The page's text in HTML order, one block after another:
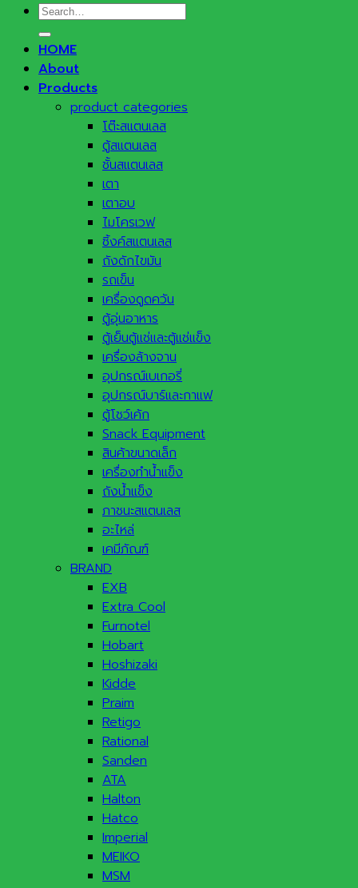
Search
for:
HOME
About
Products
product categories
โต๊ะสแตนเลส
ตู้สแตนเลส
ชั้นสแตนเลส
เตา
เตาอบ
ไมโครเวฟ
ซิ้งค์สแตนเลส
ถังดักไขมัน
รถเข็น
เครื่องดูดควัน
ตู้อุ่นอาหาร
ตู้เย็นตู้แช่และตู้แช่แข็ง
เครื่องล้างจาน
อุปกรณ์เบเกอรี่
อุปกรณ์บาร์และกาแฟ
ตู้โชว์เค้ก
Snack Equipment
สินค้าขนาดเล็ก
เครื่องทำน้ำแข็ง
ถังน้ำแข็ง
ภาชนะสแตนเลส
อะไหล่
เคมีภัณฑ์
BRAND
EXB
Extra Cool
Furnotel
Hobart
Hoshizaki
Kidde
Praim
Retigo
Rational
Sanden
ATA
Halton
Hatco
Imperial
MEIKO
MSM